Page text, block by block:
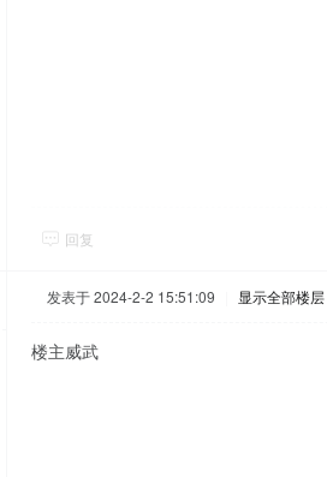
回复
发表于 2024-2-2 15:51:09 显示全部楼层
楼主威武